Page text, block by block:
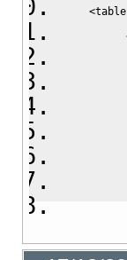
<table
<th
<th
<th
<th
<th
<th